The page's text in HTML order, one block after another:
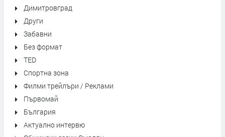
Димитровград
Други
Забавни
Без формат
TED
Спортна зона
Филми трейлъри / Реклами
Първомай
България
Актуално интервю